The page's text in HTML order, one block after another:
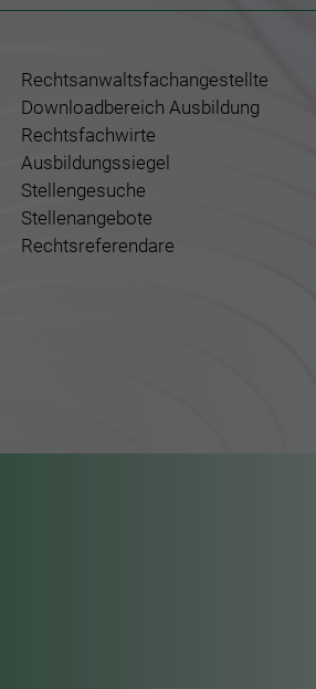
Rechtsanwaltsfachangestellte
Downloadbereich Ausbildung
Rechtsfachwirte
Ausbildungssiegel
Stellengesuche
Stellenangebote
Rechtsreferendare